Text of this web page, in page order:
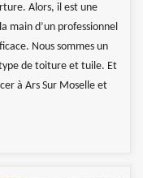
Alors, il est une
main d’un professionnel
Nous sommes un
de toiture et tuile. Et
à Ars Sur Moselle et